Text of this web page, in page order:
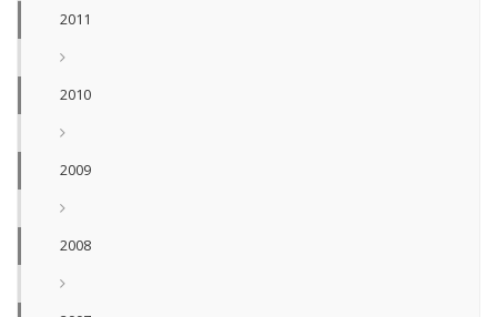
2011
2010
2009
2008